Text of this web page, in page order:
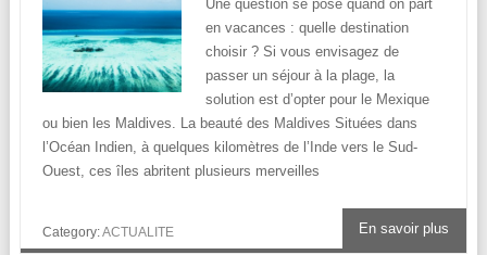
Une question se pose quand on part
en vacances : quelle destination
choisir ? Si vous envisagez de
passer un séjour à la plage, la
solution est d’opter pour le Mexique
ou bien les Maldives. La beauté des Maldives Situées dans
l’Océan Indien, à quelques kilomètres de l’Inde vers le Sud-
Ouest, ces îles abritent plusieurs merveilles
Category:ACTUALITE En savoir plus